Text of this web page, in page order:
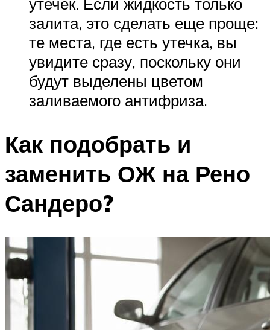
залита, это сделать еще проще:
те места, где есть утечка, вы
увидите сразу, поскольку они
будут выделены цветом
заливаемого антифриза.
Как подобрать и
заменить ОЖ на Рено
Сандеро?